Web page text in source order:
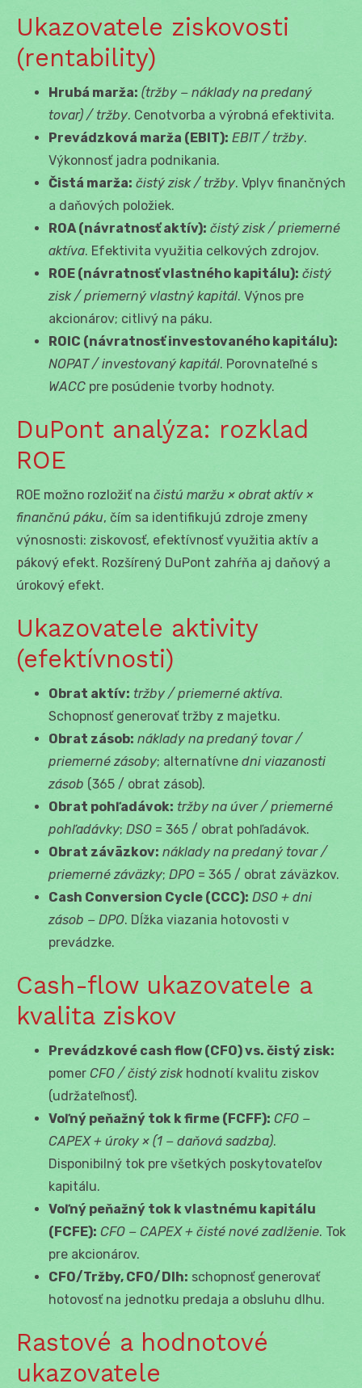
Ukazovatele ziskovosti
(rentability)
Hrubá marža: (tržby − náklady na predaný
tovar) / tržby. Cenotvorba a výrobná efektivita.
Prevádzková marža (EBIT): EBIT / tržby.
Výkonnosť jadra podnikania.
Čistá marža: čistý zisk / tržby. Vplyv finančných
a daňových položiek.
ROA (návratnosť aktív): čistý zisk / priemerné
aktíva. Efektivita využitia celkových zdrojov.
ROE (návratnosť vlastného kapitálu): čistý
zisk / priemerný vlastný kapitál. Výnos pre
akcionárov; citlivý na páku.
ROIC (návratnosť investovaného kapitálu):
NOPAT / investovaný kapitál. Porovnateľné s
WACC pre posúdenie tvorby hodnoty.
DuPont analýza: rozklad
ROE
ROE možno rozložiť na čistú maržu × obrat aktív ×
finančnú páku, čím sa identifikujú zdroje zmeny
výnosnosti: ziskovosť, efektívnosť využitia aktív a
pákový efekt. Rozšírený DuPont zahŕňa aj daňový a
úrokový efekt.
Ukazovatele aktivity
(efektívnosti)
Obrat aktív: tržby / priemerné aktíva.
Schopnosť generovať tržby z majetku.
Obrat zásob: náklady na predaný tovar /
priemerné zásoby; alternatívne dni viazanosti
zásob (365 / obrat zásob).
Obrat pohľadávok: tržby na úver / priemerné
pohľadávky; DSO = 365 / obrat pohľadávok.
Obrat záväzkov: náklady na predaný tovar /
priemerné záväzky; DPO = 365 / obrat záväzkov.
Cash Conversion Cycle (CCC): DSO + dni
zásob − DPO. Dĺžka viazania hotovosti v
prevádzke.
Cash-flow ukazovatele a
kvalita ziskov
Prevádzkové cash flow (CFO) vs. čistý zisk:
pomer CFO / čistý ziskhodnotí kvalitu ziskov
(udržateľnosť).
Voľný peňažný tok k firme (FCFF): CFO −
CAPEX + úroky × (1 − daňová sadzba).
Disponibilný tok pre všetkých poskytovateľov
kapitálu.
Voľný peňažný tok k vlastnému kapitálu
(FCFE): CFO − CAPEX + čisté nové zadlženie. Tok
pre akcionárov.
CFO/Tržby, CFO/Dlh: schopnosť generovať
hotovosť na jednotku predaja a obsluhu dlhu.
Rastové a hodnotové
ukazovatele